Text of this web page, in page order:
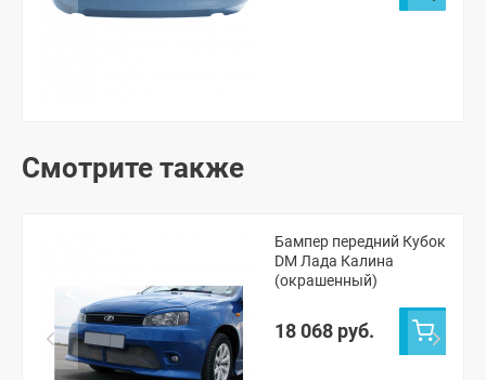
Смотрите также
Бампер передний Кубок
DM Лада Калина
(окрашенный)
18 068 руб.